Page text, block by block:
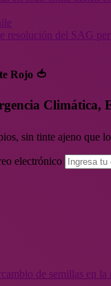
resolución del SAG
Rojo 🍅
Climática,
sin tinte ajeno que
electrónico
de semillas en